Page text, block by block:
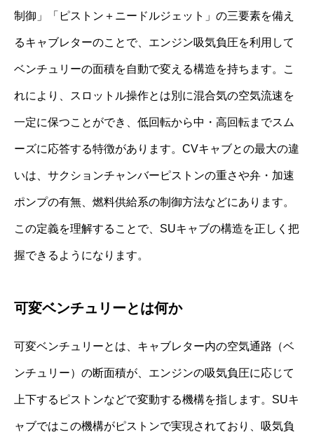
制御」「ピストン＋ニードルジェット」の三要素を備え
るキャブレターのことで、エンジン吸気負圧を利用して
ベンチュリーの面積を自動で変える構造を持ちます。こ
れにより、スロットル操作とは別に混合気の空気流速を
一定に保つことができ、低回転から中・高回転までスム
ーズに応答する特徴があります。CVキャブとの最大の違
いは、サクションチャンバーピストンの重さや弁・加速
ポンプの有無、燃料供給系の制御方法などにあります。
この定義を理解することで、SUキャブの構造を正しく把
握できるようになります。
可変ベンチュリーとは何か
可変ベンチュリーとは、キャブレター内の空気通路（ベ
ンチュリー）の断面積が、エンジンの吸気負圧に応じて
上下するピストンなどで変動する機構を指します。SUキ
ャブではこの機構がピストンで実現されており、吸気負